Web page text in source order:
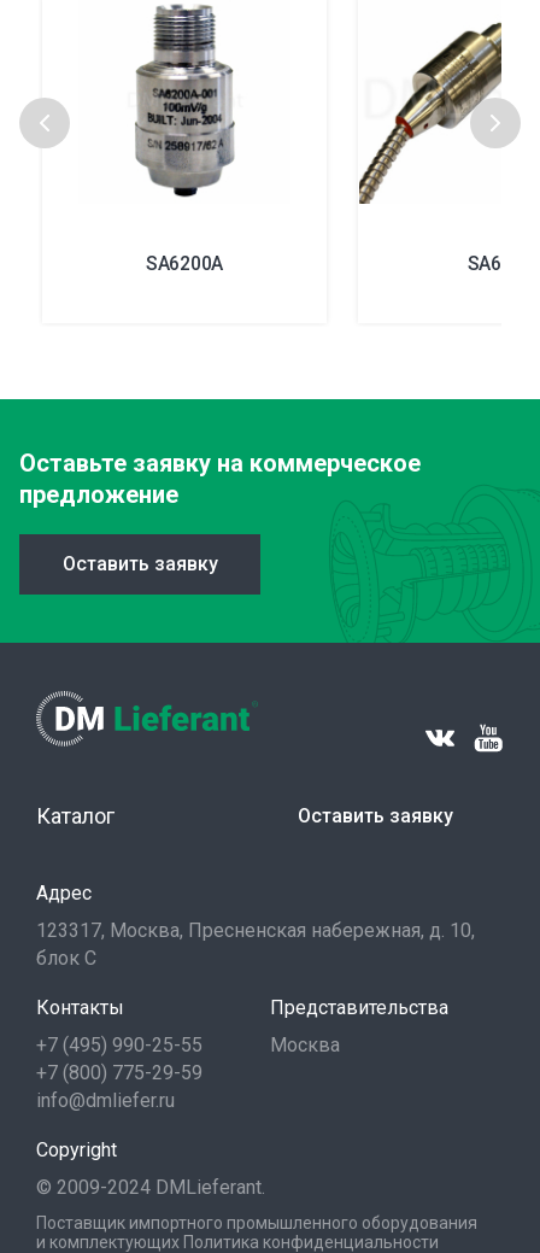
SA6200A SA6350
Оставьте заявку на коммерческое
предложение
Оставить заявку
Каталог Оставить заявку
Адрес
123317, Москва, Пресненская набережная, д. 10,
блок С
Контакты
+7 (495) 990-25-55
+7 (800) 775-29-59
info@dmliefer.ru
Представительства
Москва
Copyright
© 2009-2024 DMLieferant.
Поставщик импортного промышленного оборудования
и комплектующих Политика конфиденциальности